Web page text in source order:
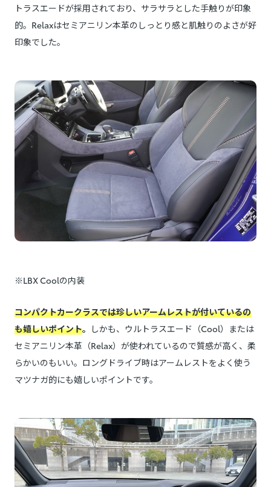
トラスエードが採用されており、サラサラとした手触りが印象
的。Relaxはセミアニリン本革のしっとり感と肌触りのよさが好
印象でした。
※LBX Coolの内装
コンパクトカークラスでは珍しいアームレストが付いているの
も嬉しいポイント。 しかも、ウルトラスエード（Cool）または
セミアニリン本革（Relax）が使われているので質感が高く、柔
らかいのもいい。ロングドライブ時はアームレストをよく使う
マツナガ的にも嬉しいポイントです。